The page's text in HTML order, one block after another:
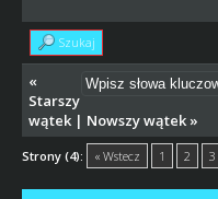
Szukaj
«
Starszy
wątek| Nowszy wątek»
Strony (4): « Wstecz 1 2 3